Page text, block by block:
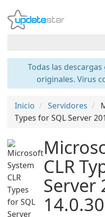
Todas las
originales. Virus
Inicio Servidores
Types for SQL Server
CLR
Server